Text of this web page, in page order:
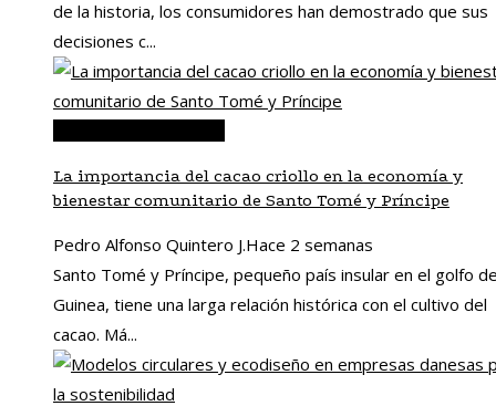
de la historia, los consumidores han demostrado que sus
decisiones c...
La importancia del cacao criollo en la economía y
bienestar comunitario de Santo Tomé y Príncipe
Pedro Alfonso Quintero J.Hace 2 semanas
Santo Tomé y Príncipe, pequeño país insular en el golfo
Guinea, tiene una larga relación histórica con el cultivo del
cacao. Má...